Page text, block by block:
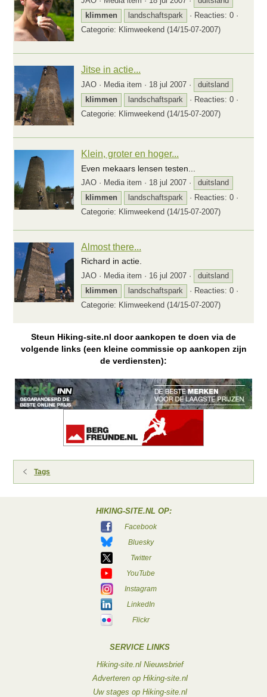
klimmen
landschaftspark
Reacties: 0
Categorie: Klimweekend (14/15-07-2007)
Jitse in actie...
JAO Media item 18 jul 2007
duitsland
klimmen
landschaftspark
Reacties: 0
Categorie: Klimweekend (14/15-07-2007)
Klein, groter en hoger...
Even mekaars lensen testen...
JAO Media item 18 jul 2007
duitsland
klimmen
landschaftspark
Reacties: 0
Categorie: Klimweekend (14/15-07-2007)
Almost there...
Richard in actie.
JAO Media item 16 jul 2007
duitsland
klimmen
landschaftspark
Reacties: 0
Categorie: Klimweekend (14/15-07-2007)
Steun Hiking-site.nl door aankopen te doen via de
volgende links (een kleine commissie op aankopen zijn
de verdiensten):
Tags
HIKING-SITE.NL OP:
Facebook
Bluesky
Twitter
YouTube
Instagram
LinkedIn
Flickr
SERVICE LINKS
Hiking-site.nl Nieuwsbrief
Adverteren op Hiking-site.nl
Uw stages op Hiking-site.nl